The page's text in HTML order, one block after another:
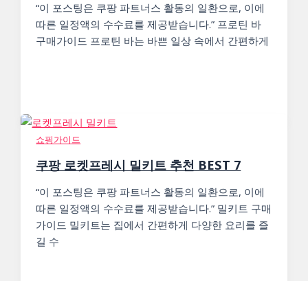
“이 포스팅은 쿠팡 파트너스 활동의 일환으로, 이에
따른 일정액의 수수료를 제공받습니다.” 프로틴 바
구매가이드 프로틴 바는 바쁜 일상 속에서 간편하게
쇼핑가이드
쿠팡 로켓프레시 밀키트 추천 BEST 7
“이 포스팅은 쿠팡 파트너스 활동의 일환으로, 이에
따른 일정액의 수수료를 제공받습니다.” 밀키트 구매
가이드 밀키트는 집에서 간편하게 다양한 요리를 즐
길 수